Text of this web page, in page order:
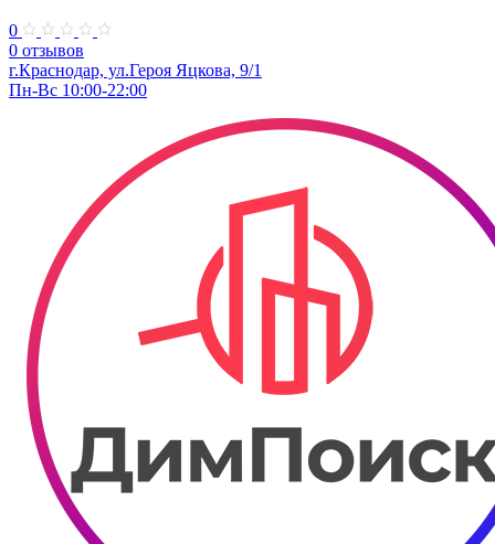
0
0 отзывов
г.Краснодар, ул.Героя Яцкова, 9/1
Пн-Вс 10:00-22:00